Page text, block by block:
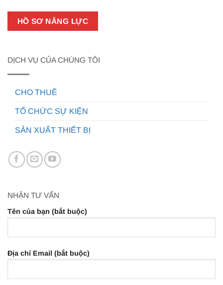
HỒ SƠ NĂNG LỰC
DỊCH VỤ CỦA CHÚNG TÔI
CHO THUÊ
TỔ CHỨC SỰ KIỆN
SẢN XUẤT THIẾT BỊ
NHẬN TƯ VẤN
Tên của bạn (bắt buộc)
Địa chỉ Email (bắt buộc)